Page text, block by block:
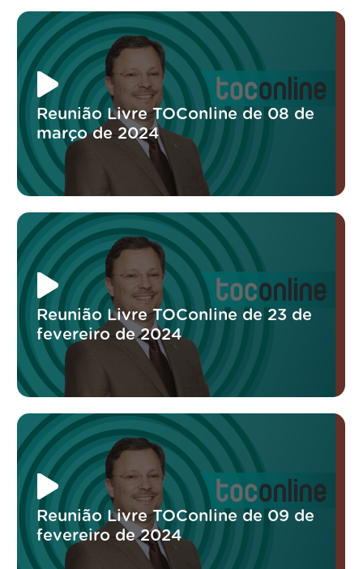
Reunião Livre TOConline de 08 de
março de 2024
Reunião Livre TOConline de 23 de
fevereiro de 2024
Reunião Livre TOConline de 09 de
fevereiro de 2024